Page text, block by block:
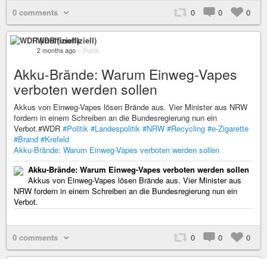
0 comments 0 0 0
WDR (inoffiziell)
2 months ago – Public
Akku-Brände: Warum Einweg-Vapes
verboten werden sollen
Akkus von Einweg-Vapes lösen Brände aus. Vier Minister aus NRW
fordern in einem Schreiben an die Bundesregierung nun ein
Verbot.#WDR #Politik #Landespolitik #NRW #Recycling #e-Zigarette
#Brand #Krefeld
Akku-Brände: Warum Einweg-Vapes verboten werden sollen
Akku-Brände: Warum Einweg-Vapes verboten werden sollen
Akkus von Einweg-Vapes lösen Brände aus. Vier Minister aus
NRW fordern in einem Schreiben an die Bundesregierung nun ein
Verbot.
0 comments 0 0 0